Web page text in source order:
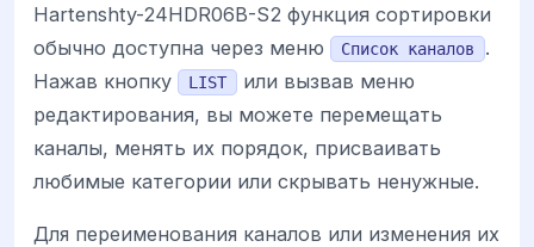
Hartenshty-24HDR06B-S2 функция сортировки
обычно доступна через меню
Список каналов
.
Нажав кнопку
LIST
или вызвав меню
редактирования, вы можете перемещать
каналы, менять их порядок, присваивать
любимые категории или скрывать ненужные.
Для переименования каналов или изменения их